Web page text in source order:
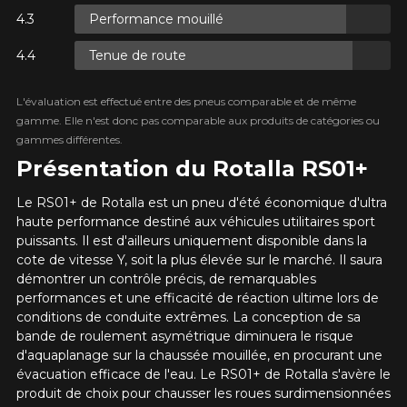
RABAIS10
MINIMUM DE 500$ AVANT TAXES.
CODE PROMO RABAIS10
POUR UN TEMPS LIMITÉ SUR
PRODUITS SÉLECTIONNÉS.
PLUS D'INFO
CODE PROMO RABAIS10
POUR UN TEMPS LIMITÉ SUR
PRODUITS SÉLECTIONNÉS.
MINIMUM DE 500$ AVANT TAXES.
Présentation du Rotalla RS01+
Le RS01+ de Rotalla est un pneu d'été économique d'ultra
haute performance destiné aux véhicules utilitaires sport
puissants. Il est d'ailleurs uniquement disponible dans la
cote de vitesse Y, soit la plus élevée sur le marché. Il saura
démontrer un contrôle précis, de remarquables
performances et une efficacité de réaction ultime lors de
conditions de conduite extrêmes. La conception de sa
bande de roulement asymétrique diminuera le risque
d'aquaplanage sur la chaussée mouillée, en procurant une
évacuation efficace de l'eau. Le RS01+ de Rotalla s'avère le
produit de choix pour chausser les roues surdimensionnées
Performance mouillé
Tenue de route
L'évaluation est effectué entre des pneus comparable et de même
gamme. Elle n'est donc pas comparable aux produits de catégories ou
gammes différentes.
Marque
Modèle
KM parcourus
Style de conduite
VOICI LES DIMENSIONS POUR VOTRE VÉHICULE